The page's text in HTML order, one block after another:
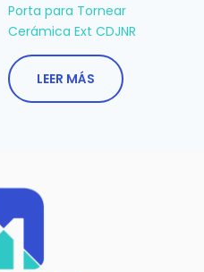
Porta para Tornear
Cerámica Ext CDJNR
LEER MÁS